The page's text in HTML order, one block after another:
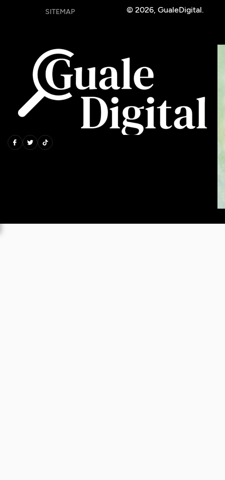
© 2026, GualeDigital.
SITEMAP